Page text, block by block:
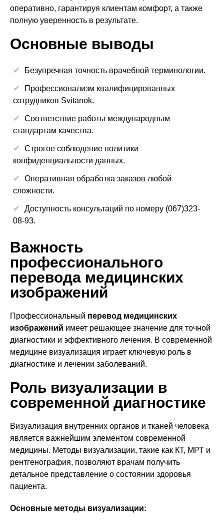
оперативно, гарантируя клиентам комфорт, а также
полную уверенность в результате.
Основные выводы
Безупречная точность врачебной терминологии.
Профессионализм квалифицированных
сотрудников Svitanok.
Соответствие работы международным
стандартам качества.
Строгое соблюдение политики
конфиденциальности данных.
Оперативная обработка заказов любой
сложности.
Доступность консультаций по номеру (067)323-
08-93.
Важность
профессионального
перевода медицинских
изображений
Профессиональный перевод медицинских
изображений имеет решающее значение для точной
диагностики и эффективного лечения. В современной
медицине визуализация играет ключевую роль в
диагностике и лечении заболеваний.
Роль визуализации в
современной диагностике
Визуализация внутренних органов и тканей человека
является важнейшим элементом современной
медицины. Методы визуализации, такие как КТ, МРТ и
рентгенография, позволяют врачам получить
детальное представление о состоянии здоровья
пациента.
Основные методы визуализации: